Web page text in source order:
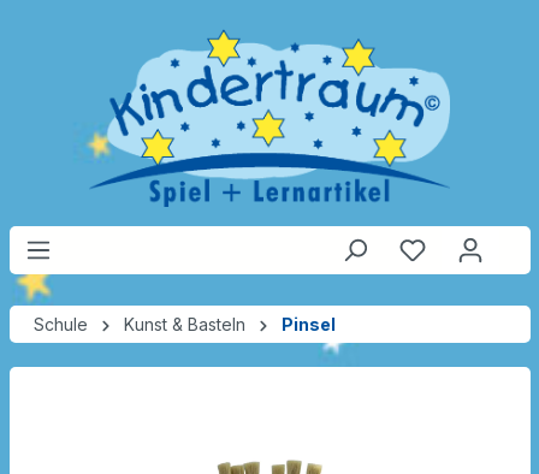
Schule Kunst & Basteln Pinsel